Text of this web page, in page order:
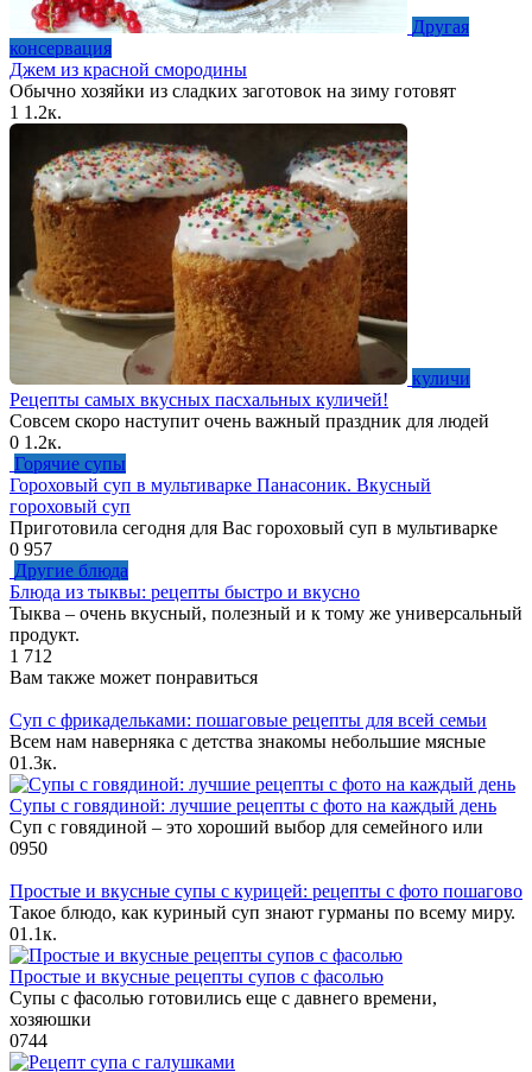
Другая
консервация
Джем из красной смородины
Обычно хозяйки из сладких заготовок на зиму готовят
1 1.2к.
куличи
Рецепты самых вкусных пасхальных куличей!
Совсем скоро наступит очень важный праздник для людей
0 1.2к.
Горячие супы
Гороховый суп в мультиварке Панасоник. Вкусный
гороховый суп
Приготовила сегодня для Вас гороховый суп в мультиварке
0 957
Другие блюда
Блюда из тыквы: рецепты быстро и вкусно
Тыква – очень вкусный, полезный и к тому же универсальный
продукт.
1 712
Вам также может понравиться
Суп с фрикадельками: пошаговые рецепты для всей семьи
Всем нам наверняка с детства знакомы небольшие мясные
01.3к.
Супы с говядиной: лучшие рецепты с фото на каждый день
Суп с говядиной – это хороший выбор для семейного или
0950
Простые и вкусные супы с курицей: рецепты с фото пошагово
Такое блюдо, как куриный суп знают гурманы по всему миру.
01.1к.
Простые и вкусные рецепты супов с фасолью
Супы с фасолью готовились еще с давнего времени,
хозяюшки
0744